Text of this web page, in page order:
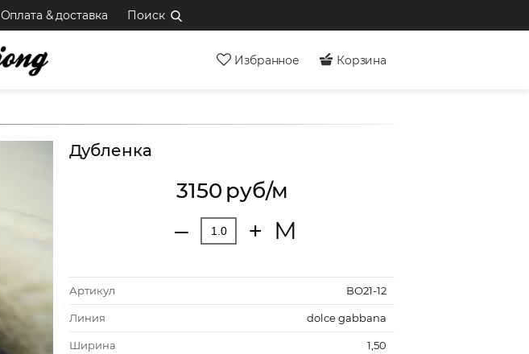
Оплата & доставка Поиск
Избранное Корзина
Дубленка
3150 руб/м
‒ + М
Артикул ВО21-12
Линия dolce gabbana
Ширина 1,50